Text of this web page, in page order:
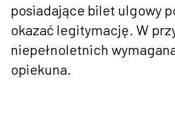
posiadające bilet ulgowy
okazać legitymację. W
niepełnoletnich
opiekuna.